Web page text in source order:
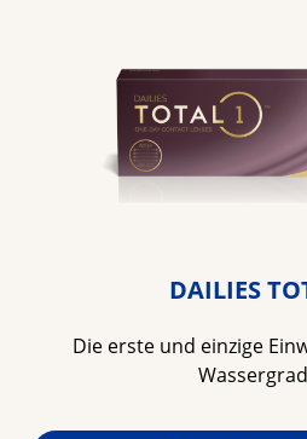
DAILIES
Die erste und einzige